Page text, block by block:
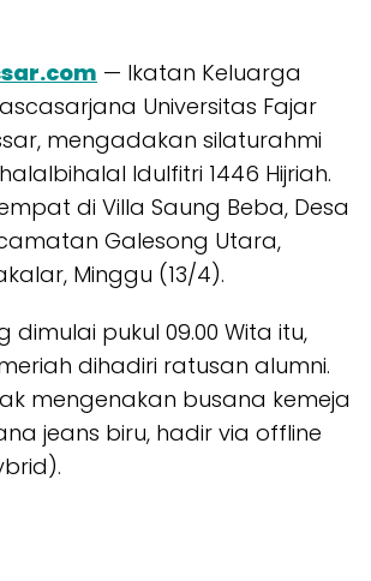
— Ikatan Keluarga
Universitas Fajar
mengadakan silaturahmi
Idulfitri 1446 Hijriah.
di Villa Saung Beba, Desa
Galesong Utara,
Minggu (13/4).
dimulai pukul 09.00 Wita itu,
dihadiri ratusan alumni.
mengenakan busana kemeja
jeans biru, hadir via offline